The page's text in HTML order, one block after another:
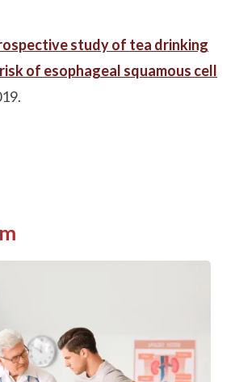
study of tea drinking
of esophageal squamous cell